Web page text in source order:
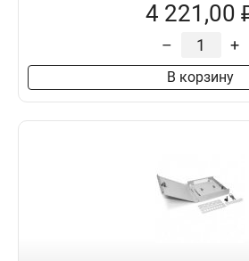
4 221,00
– +
В корзину